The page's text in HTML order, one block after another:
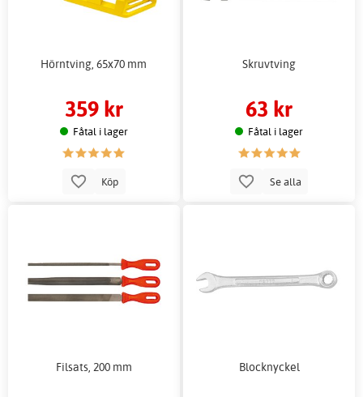
Hörntving, 65x70 mm
359 kr
Fåtal i lager
Köp
Skruvtving
63 kr
Fåtal i lager
Se alla
Filsats, 200 mm Blocknyckel